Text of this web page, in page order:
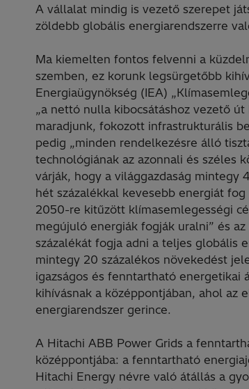
A vállalat mindig is vezető szerepet
zöldebb globális energiarendszerre
Ma kiemelten fontos felvenni a
szemben, ez korunk legsürgetőbb
Energiaügynökség (IEA)
„a nettó nulla kibocsátáshoz vezető
maradjunk, fokozott infrastrukturális
pedig „minden rendelkezésre álló
technológiának az azonnali és széles
várják, hogy a világgazdaság mintegy
hét százalékkal kevesebb energiát
2050-re kitűzött klímasemlegességi
megújuló energiák fogják uralni” és
százalékát fogja adni a teljes globális
mintegy 20 százalékos növekedést
igazságos és fenntartható energetikai
kihívásnak a középpontjában, ahol az
energiarendszer gerince.
A Hitachi ABB Power Grids a
középpontjába: a fenntartható
Hitachi Energy névre való átállás a